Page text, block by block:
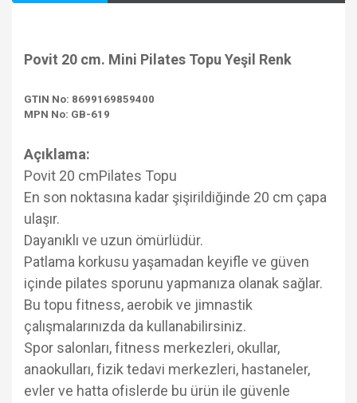
Povit 20 cm. Mini Pilates Topu Yeşil Renk
GTIN No: 8699169859400
MPN No: GB-619
Açıklama:
Povit 20 cmPilates Topu
En son noktasına kadar şişirildiğinde 20 cm çapa
ulaşır.
Dayanıklı ve uzun ömürlüdür.
Patlama korkusu yaşamadan keyifle ve güven
içinde pilates sporunu yapmanıza olanak sağlar.
Bu topu fitness, aerobik ve jimnastik
çalışmalarınızda da kullanabilirsiniz.
Spor salonları, fitness merkezleri, okullar,
anaokulları, fizik tedavi merkezleri, hastaneler,
evler ve hatta ofislerde bu ürün ile güvenle